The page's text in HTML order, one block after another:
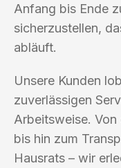
Anfang bis Ende
sicherzustellen,
abläuft.
Unsere Kunden
zuverlässigen
Arbeitsweise.
bis hin zum
Hausrats – wir